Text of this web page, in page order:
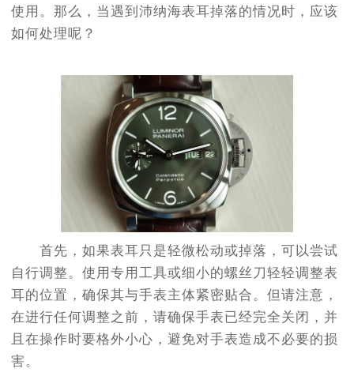
使用。那么，当遇到沛纳海表耳掉落的情况时，应该
如何处理呢？
首先，如果表耳只是轻微松动或掉落，可以尝试
自行调整。使用专用工具或细小的螺丝刀轻轻调整表
耳的位置，确保其与手表主体紧密贴合。但请注意，
在进行任何调整之前，请确保手表已经完全关闭，并
且在操作时要格外小心，避免对手表造成不必要的损
害。